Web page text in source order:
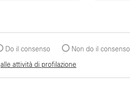
Do il consenso
Non do il consenso
alle attività di profilazione